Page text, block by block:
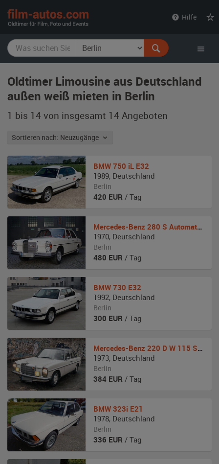
Hilfe
Oldtimer Limousine aus Deutschland
außen weiß mieten in Berlin
1 bis 14 von insgesamt 14 Angeboten
Sortieren nach: Neuzugänge
BMW 750 iL E32
1989, Deutschland
Berlin
420 EUR / Tag
Mercedes-Benz 280 S Automatic W 108
1970, Deutschland
Berlin
480 EUR / Tag
BMW 730 E32
1992, Deutschland
Berlin
300 EUR / Tag
Mercedes-Benz 220 D W 115 Strich-8
1973, Deutschland
Berlin
384 EUR / Tag
BMW 323i E21
1978, Deutschland
Berlin
336 EUR / Tag